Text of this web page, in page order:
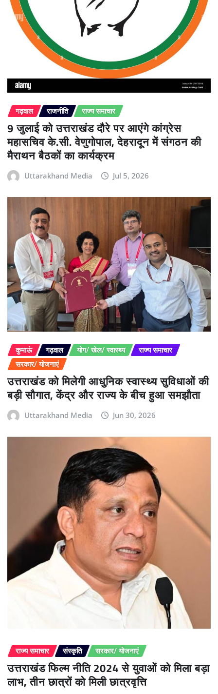
गढ़वाल राजनीति राज्य समाचार
9 जुलाई को उत्तराखंड दौरे पर आएंगे कांग्रेस
महासचिव के.सी. वेणुगोपाल, देहरादून में संगठन की
मैराथन बैठकों का कार्यक्रम
Uttarakhand Media Jul 5, 2026
कुमाऊं गढ़वाल योग/ खेल/ स्वास्थ्य
राज्य समाचार
सरकार/ योजनाएं
उत्तराखंड को मिलेगी आधुनिक स्वास्थ्य सुविधाओं की
बड़ी सौगात, केंद्र और राज्य के बीच हुआ समझौता
Uttarakhand Media Jun 30, 2026
राज्य समाचार संस्कृति सरकार/ योजनाएं
उत्तराखंड फिल्म नीति 2024 से युवाओं को मिला बड़ा
लाभ, तीन छात्रों को मिली छात्रवृत्ति